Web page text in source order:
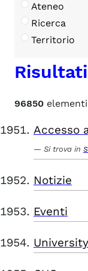
Ateneo
Ricerca
Territorio
96850
Accesso
Si trova in
Notizie
Eventi